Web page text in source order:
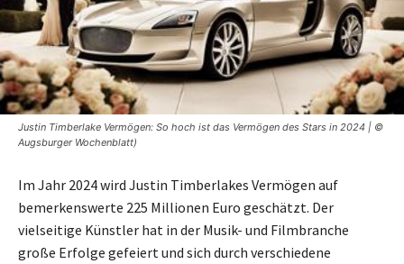
Justin Timberlake Vermögen: So hoch ist das Vermögen des Stars in 2024 | ©
Augsburger Wochenblatt)
Im Jahr 2024 wird Justin Timberlakes Vermögen auf
bemerkenswerte 225 Millionen Euro geschätzt. Der
vielseitige Künstler hat in der Musik- und Filmbranche
große Erfolge gefeiert und sich durch verschiedene